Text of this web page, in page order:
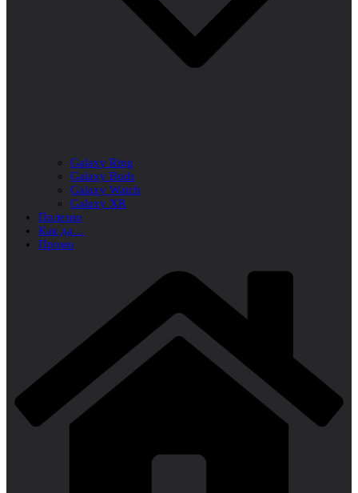
Galaxy Ring
Galaxy Buds
Galaxy Watch
Galaxy XR
Полезно
Как да…
Промо